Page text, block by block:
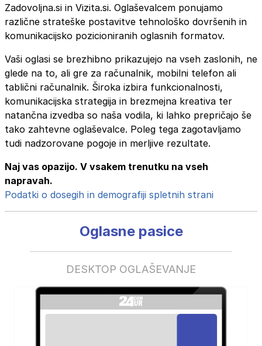
Zadovoljna.si in Vizita.si. Oglaševalcem ponujamo
različne strateške postavitve tehnološko dovršenih in
komunikacijsko pozicioniranih oglasnih formatov.
Vaši oglasi se brezhibno prikazujejo na vseh zaslonih, ne
glede na to, ali gre za računalnik, mobilni telefon ali
tablični računalnik. Široka izbira funkcionalnosti,
komunikacijska strategija in brezmejna kreativa ter
natančna izvedba so naša vodila, ki lahko prepričajo še
tako zahtevne oglaševalce. Poleg tega zagotavljamo
tudi nadzorovane pogoje in merljive rezultate.
Naj vas opazijo. V vsakem trenutku na vseh
napravah.
Podatki o dosegih in demografiji spletnih strani
Oglasne pasice
DESKTOP OGLAŠEVANJE